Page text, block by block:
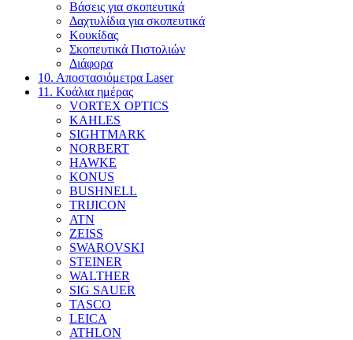
Βάσεις για σκοπευτικά
Δαχτυλίδια για σκοπευτικά
Κουκίδας
Σκοπευτικά Πιστολιών
Διάφορα
10. Αποστασιόμετρα Laser
11. Κυάλια ημέρας
VORTEX OPTICS
KAHLES
SIGHTMARK
NORBERT
HAWKE
KONUS
BUSHNELL
TRIJICON
ATN
ZEISS
SWAROVSKI
STEINER
WALTHER
SIG SAUER
TASCO
LEICA
ATHLON